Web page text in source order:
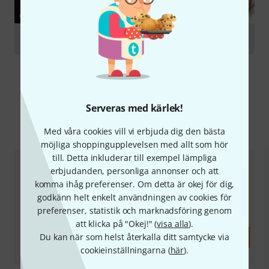
Serveras med kärlek!
Med våra cookies vill vi erbjuda dig den bästa
möjliga shoppingupplevelsen med allt som hör
till. Detta inkluderar till exempel lämpliga
erbjudanden, personliga annonser och att
komma ihåg preferenser. Om detta är okej för dig,
godkänn helt enkelt användningen av cookies för
preferenser, statistik och marknadsföring genom
att klicka på "Okej!" (visa alla).
Du kan när som helst återkalla ditt samtycke via
cookieinställningarna (här).
GUIDE
Jämför alternativ